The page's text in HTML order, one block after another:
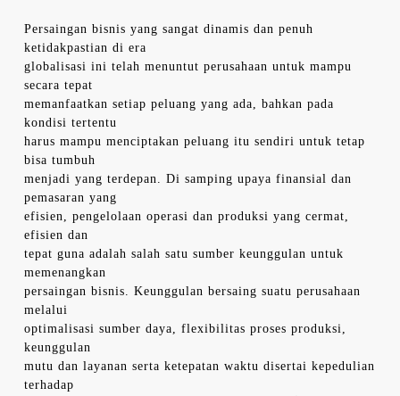
Persaingan bisnis yang sangat dinamis dan penuh
ketidakpastian di era
globalisasi ini telah menuntut perusahaan untuk mampu
secara tepat
memanfaatkan setiap peluang yang ada, bahkan pada
kondisi tertentu
harus mampu menciptakan peluang itu sendiri untuk tetap
bisa tumbuh
menjadi yang terdepan. Di samping upaya finansial dan
pemasaran yang
efisien, pengelolaan operasi dan produksi yang cermat,
efisien dan
tepat guna adalah salah satu sumber keunggulan untuk
memenangkan
persaingan bisnis. Keunggulan bersaing suatu perusahaan
melalui
optimalisasi sumber daya, flexibilitas proses produksi,
keunggulan
mutu dan layanan serta ketepatan waktu disertai kepedulian
terhadap